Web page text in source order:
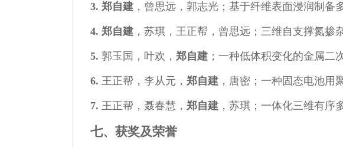
3. 郑自建 ，曾思远，郭志光；基于纤维表面浸润制备
4. 郑自建 ，苏琪，王正帮，曾思远；三维自支撑氮掺
5. 郭玉国，叶欢， 郑自建 ；一种低体积变化的金属二
6. 王正帮，李从元， 郑自建 ，唐密；一种固态电池用
7. 王正帮，聂春慧， 郑自建 ，苏琪；一体化三维有序
七、获奖及荣誉